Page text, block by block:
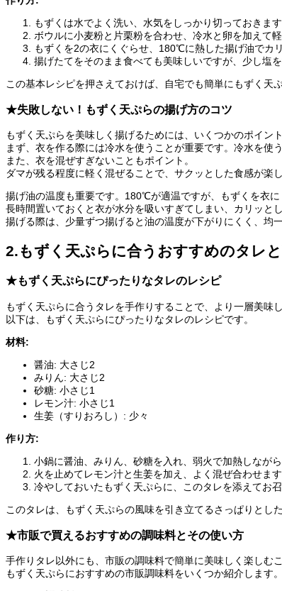
もずくは水でよく洗い、水気をしっかり切っておきます
ボウルに小麦粉と片栗粉を合わせ、冷水と卵を加えて
もずくを2の衣にくぐらせ、180℃に熱した揚げ油でカ
揚げたてをそのまま食べても美味しいですが、少し塩
この基本レシピを押さえておけば、自宅でも簡単にもずく天
★失敗しない！もずく天ぷらの揚げ方のコツ
もずく天ぷらを美味しく揚げるためには、いくつかのポイン
まず、衣を作る際には冷水を使うことが重要です。冷水を使
また、衣を混ぜすぎないこともポイント。
ダマが残る程度に軽く混ぜることで、サクッとした食感が楽し
揚げ油の温度も重要です。180℃が適温ですが、もずくを衣に
長時間置いておくと衣が水分を吸いすぎてしまい、カリッと
揚げる際は、少量ずつ揚げると油の温度が下がりにくく、均
2.もずく天ぷらに合うおすすめのタレ
★もずく天ぷらにぴったりなタレのレシピ
もずく天ぷらに合うタレを手作りすることで、より一層美味
以下は、もずく天ぷらにぴったりなタレのレシピです。
材料:
醤油: 大さじ2
みりん: 大さじ2
砂糖: 小さじ1
レモン汁: 小さじ1
生姜（すりおろし）: 少々
作り方:
小鍋に醤油、みりん、砂糖を入れ、弱火で加熱しながら
火を止めてレモン汁と生姜を加え、よく混ぜ合わせます
冷やしておいたもずく天ぷらに、このタレを添えてお召
このタレは、もずく天ぷらの風味を引き立てるさっぱりとし
★市販で買えるおすすめの調味料とその使い方
手作りタレ以外にも、市販の調味料で簡単に美味しく楽しむ
もずく天ぷらにおすすめの市販調味料をいくつか紹介します。